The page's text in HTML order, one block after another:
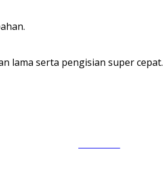
lama serta pengisian super cepat.